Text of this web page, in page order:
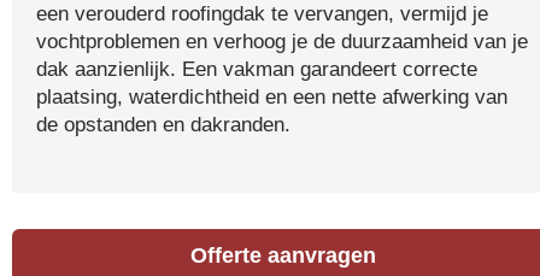
een verouderd roofingdak te vervangen, vermijd je
vochtproblemen en verhoog je de duurzaamheid van je
dak aanzienlijk. Een vakman garandeert correcte
plaatsing, waterdichtheid en een nette afwerking van
de opstanden en dakranden.
Offerte aanvragen